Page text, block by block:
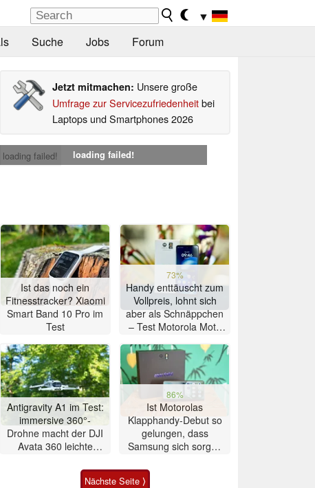
▼
Suche Jobs Forum
Jetzt mitmachen: Unsere große
Umfrage zur Servicezufriedenheitbei
Laptops und Smartphones 2026
loading failed! loading failed!
Ist das noch ein
Fitnesstracker? Xiaomi
Smart Band 10 Pro im
Test
73%
Handy enttäuscht zum
Vollpreis, lohnt sich
aber als Schnäppchen
– Test Motorola Moto
Antigravity A1 im Test:
immersive 360°-
Drohne macht der DJI
Avata 360 leichte
86%
Ist Motorolas
Klapphandy-Debut so
gelungen, dass
Samsung sich sorgen
Smartphone im Test
Nächste Seite ⟩